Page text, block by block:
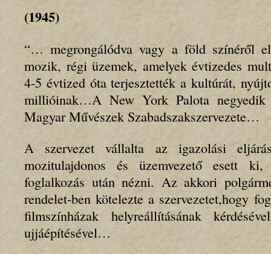
(1945)
“… megrongálódva vagy a föld színéről
mozik, régi üzemek, amelyek évtizedes
4-5 évtized óta terjesztették a kultúrát,
millióinak…A New York Palota negyedik
Magyar Művészek Szabadszakszervezete…
A szervezet vállalta az igazolási
mozitulajdonos és üzemvezető esett
foglalkozás után nézni. Az akkori
rendelet-ben kötelezte a szervezetet,hogy
filmszínházak helyreállításának
ujjáépítésével…